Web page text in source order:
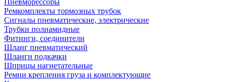
Пневморессоры
Ремкомплекты тормозных трубок
Сигналы пневматические, электрические
Трубки полиамидные
Фитинги, соединители
Шланг пневматический
Шланги подкачки
Шприцы нагнетательные
Ремни крепления груза и комплектующие